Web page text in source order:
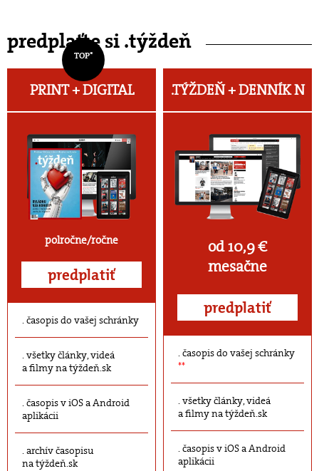
predplaťte si .týždeň
TOP*
PRINT + DIGITAL
polročne/ročne
predplatiť
časopis do vašej schránky
všetky články, videá
a filmy na týždeň.sk
časopis v iOS a Android
aplikácii
archív časopisu
na týždeň.sk
.TÝŽDEŇ +DENNÍK N
od 10,9 €
mesačne
predplatiť
časopis do vašej schránky
**
všetky články, videá
a filmy na týždeň.sk
časopis v iOS a Android
aplikácii